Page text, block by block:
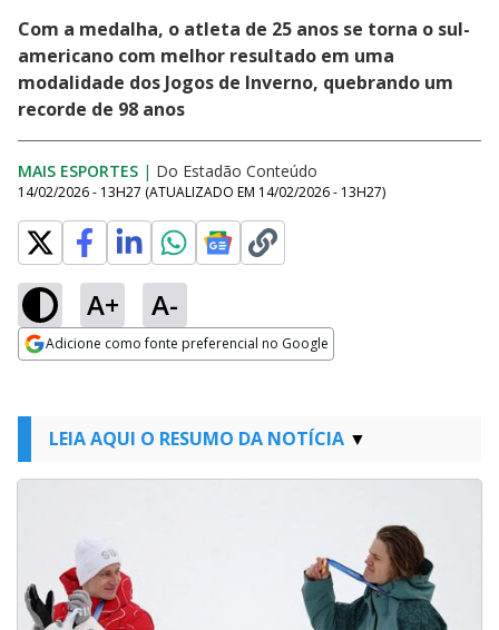
Com a medalha, o atleta de 25 anos se torna o sul-
americano com melhor resultado em uma
modalidade dos Jogos de Inverno, quebrando um
recorde de 98 anos
MAIS ESPORTES | Do Estadão Conteúdo
14/02/2026 - 13H27 (ATUALIZADO EM 14/02/2026 - 13H27)
A+ A-
Adicione como fonte preferencial no Google
LEIA AQUI O RESUMO DA NOTÍCIA